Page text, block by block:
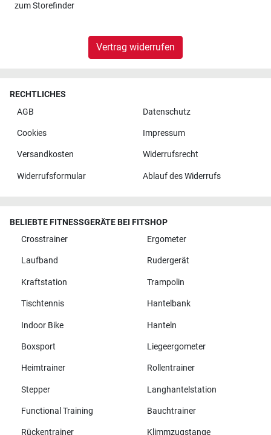
zumStorefinder
Vertrag widerrufen
RECHTLICHES
AGB
Datenschutz
Cookies Impressum
Versandkosten Widerrufsrecht
Widerrufsformular Ablauf des Widerrufs
BELIEBTE FITNESSGERÄTE BEI FITSHOP
Crosstrainer
Ergometer
Laufband Rudergerät
Kraftstation Trampolin
Tischtennis Hantelbank
Indoor Bike Hanteln
Boxsport Liegeergometer
Heimtrainer Rollentrainer
Stepper Langhantelstation
Functional Training Bauchtrainer
Rückentrainer Klimmzugstange